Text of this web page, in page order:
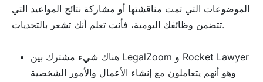
الموضوعات التي تمت مناقشتها أو مشاركة نتائج المواعيد التي
تتضمن وظائفك اليومية، فأنت تعلم أنك تشعر بالتحديات.
هناك شيء مشترك بين LegalZoom و Rocket Lawyer
وهو أنهم يتعاملون مع إنشاء الأعمال والأمور الشخصية